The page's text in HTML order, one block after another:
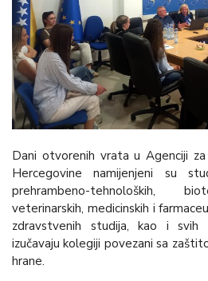
Dani otvorenih vrata u Agenciji
Hercegovine namijenjeni su
prehrambeno-tehnoloških,
veterinarskih, medicinskih i
zdravstvenih studija, kao i
izučavaju kolegiji povezani sa
hrane.